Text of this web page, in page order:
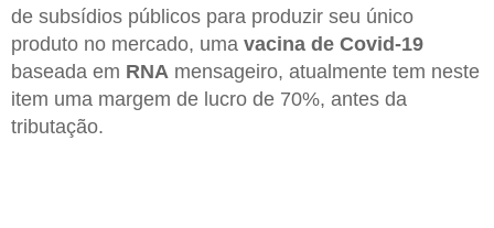
de subsídios públicos para produzir seu único
produto no mercado, uma vacina de Covid-19
baseada em RNA mensageiro, atualmente tem neste
item uma margem de lucro de 70%, antes da
tributação.